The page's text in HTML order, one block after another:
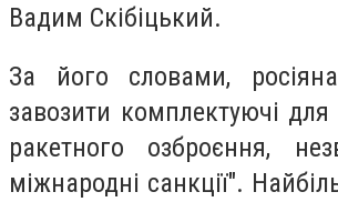
Вадим Скібіцький.
За його словами,
завозити комплектуючі
ракетного озброєння,
міжнародні санкції".